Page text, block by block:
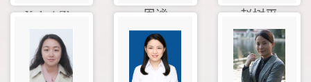
Xuhui Zhu 周谧 赵树平